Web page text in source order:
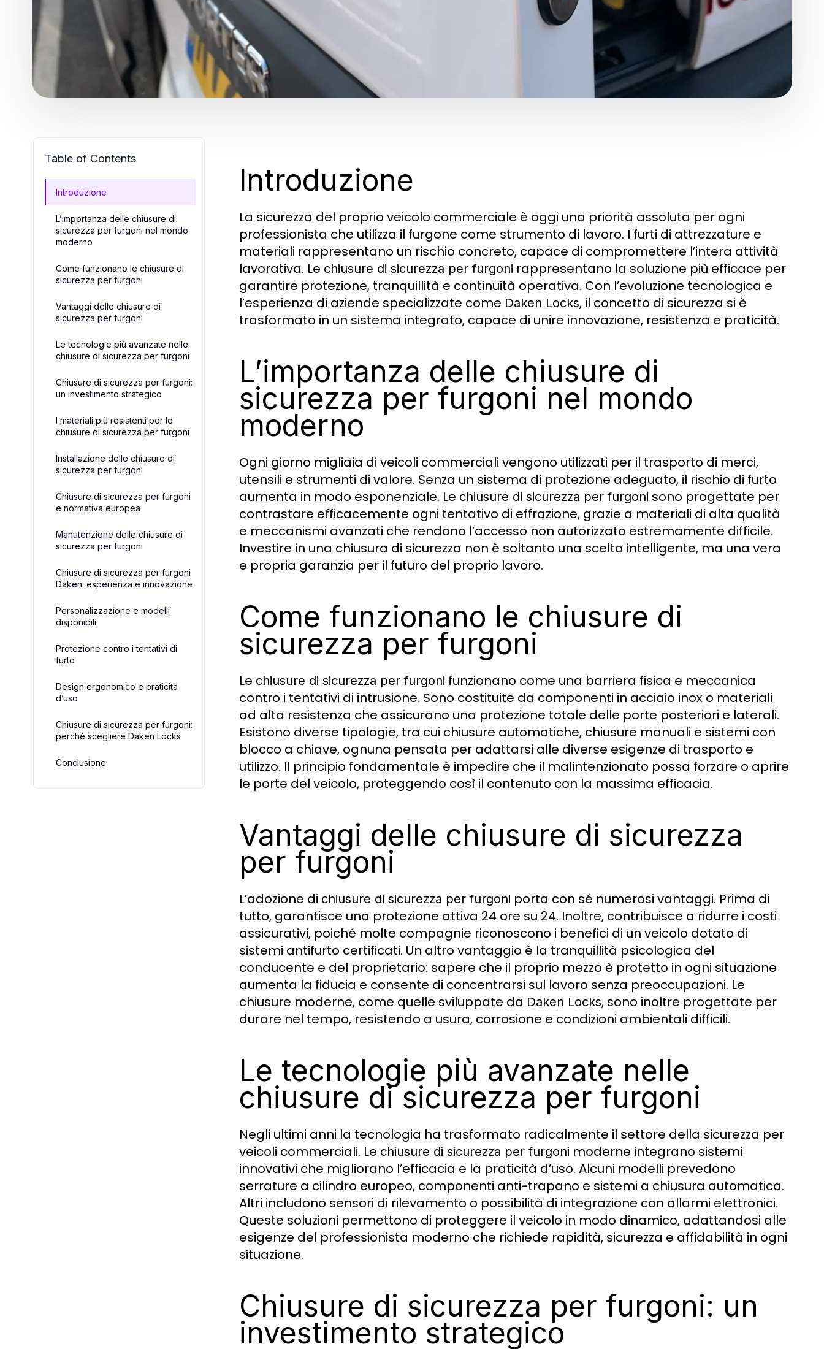
Table of Contents
Introduzione
L’importanza delle chiusure di
sicurezza per furgoni nel mondo
moderno
Come funzionano le chiusure di
sicurezza per furgoni
Vantaggi delle chiusure di
sicurezza per furgoni
Le tecnologie più avanzate nelle
chiusure di sicurezza per furgoni
Chiusure di sicurezza per furgoni:
un investimento strategico
I materiali più resistenti per le
chiusure di sicurezza per furgoni
Installazione delle chiusure di
sicurezza per furgoni
Chiusure di sicurezza per furgoni
e normativa europea
Manutenzione delle chiusure di
sicurezza per furgoni
Chiusure di sicurezza per furgoni
Daken: esperienza e innovazione
Personalizzazione e modelli
disponibili
Protezione contro i tentativi di
furto
Design ergonomico e praticità
d’uso
Chiusure di sicurezza per furgoni:
perché scegliere Daken Locks
Conclusione
Introduzione
La sicurezza del proprio veicolo commerciale è oggi una priorità assoluta per ogni
professionista che utilizza il furgone come strumento di lavoro. I furti di attrezzature e
materiali rappresentano un rischio concreto, capace di compromettere l’intera attività
lavorativa. Le chiusure di sicurezza per furgoni rappresentano la soluzione più efficace per
garantire protezione, tranquillità e continuità operativa. Con l’evoluzione tecnologica e
l’esperienza di aziende specializzate come Daken Locks, il concetto di sicurezza si è
trasformato in un sistema integrato, capace di unire innovazione, resistenza e praticità.
L’importanza delle chiusure di
sicurezza per furgoni nel mondo
moderno
Ogni giorno migliaia di veicoli commerciali vengono utilizzati per il trasporto di merci,
utensili e strumenti di valore. Senza un sistema di protezione adeguato, il rischio di furto
aumenta in modo esponenziale. Le chiusure di sicurezza per furgoni sono progettate per
contrastare efficacemente ogni tentativo di effrazione, grazie a materiali di alta qualità
e meccanismi avanzati che rendono l’accesso non autorizzato estremamente difficile.
Investire in una chiusura di sicurezza non è soltanto una scelta intelligente, ma una vera
e propria garanzia per il futuro del proprio lavoro.
Come funzionano le chiusure di
sicurezza per furgoni
Le chiusure di sicurezza per furgoni funzionano come una barriera fisica e meccanica
contro i tentativi di intrusione. Sono costituite da componenti in acciaio inox o materiali
ad alta resistenza che assicurano una protezione totale delle porte posteriori e laterali.
Esistono diverse tipologie, tra cui chiusure automatiche, chiusure manuali e sistemi con
blocco a chiave, ognuna pensata per adattarsi alle diverse esigenze di trasporto e
utilizzo. Il principio fondamentale è impedire che il malintenzionato possa forzare o aprire
le porte del veicolo, proteggendo così il contenuto con la massima efficacia.
Vantaggi delle chiusure di sicurezza
per furgoni
L’adozione di chiusure di sicurezza per furgoni porta con sé numerosi vantaggi. Prima di
tutto, garantisce una protezione attiva 24 ore su 24. Inoltre, contribuisce a ridurre i costi
assicurativi, poiché molte compagnie riconoscono i benefici di un veicolo dotato di
sistemi antifurto certificati. Un altro vantaggio è la tranquillità psicologica del
conducente e del proprietario: sapere che il proprio mezzo è protetto in ogni situazione
aumenta la fiducia e consente di concentrarsi sul lavoro senza preoccupazioni. Le
chiusure moderne, come quelle sviluppate da Daken Locks, sono inoltre progettate per
durare nel tempo, resistendo a usura, corrosione e condizioni ambientali difficili.
Le tecnologie più avanzate nelle
chiusure di sicurezza per furgoni
Negli ultimi anni la tecnologia ha trasformato radicalmente il settore della sicurezza per
veicoli commerciali. Le chiusure di sicurezza per furgoni moderne integrano sistemi
innovativi che migliorano l’efficacia e la praticità d’uso. Alcuni modelli prevedono
serrature a cilindro europeo, componenti anti-trapano e sistemi a chiusura automatica.
Altri includono sensori di rilevamento o possibilità di integrazione con allarmi elettronici.
Queste soluzioni permettono di proteggere il veicolo in modo dinamico, adattandosi alle
esigenze del professionista moderno che richiede rapidità, sicurezza e affidabilità in ogni
situazione.
Chiusure di sicurezza per furgoni: un
investimento strategico